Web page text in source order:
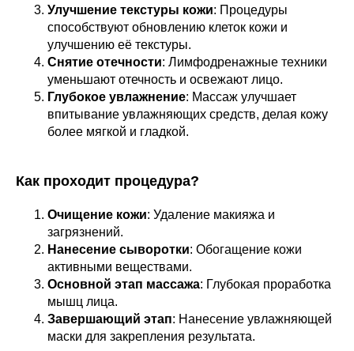
Улучшение текстуры кожи: Процедуры
способствуют обновлению клеток кожи и
улучшению её текстуры.
Снятие отечности: Лимфодренажные техники
уменьшают отечность и освежают лицо.
Глубокое увлажнение: Массаж улучшает
впитывание увлажняющих средств, делая кожу
более мягкой и гладкой.
Как проходит процедура?
Очищение кожи: Удаление макияжа и
загрязнений.
Нанесение сыворотки: Обогащение кожи
активными веществами.
Основной этап массажа: Глубокая проработка
мышц лица.
Завершающий этап: Нанесение увлажняющей
маски для закрепления результата.